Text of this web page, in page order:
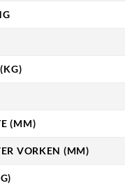
(MM)
VORKEN (MM)